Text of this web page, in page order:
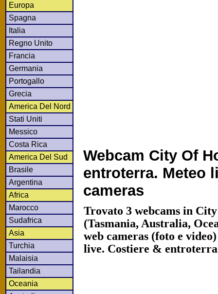
Europa
Spagna
Italia
Regno Unito
Francia
Germania
Portogallo
Grecia
America Del Nord
Stati Uniti
Messico
Costa Rica
America Del Sud
Brasile
Argentina
Africa
Marocco
Sudafrica
Asia
Turchia
Malaisia
Tailandia
Oceania
Webcam City Of
entroterra. Meteo
cameras
Trovato 3 webcams in
(Tasmania, Australia,
web cameras (foto e
live. Costiere & entroterra